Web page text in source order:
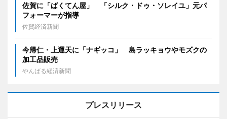
佐賀に「ばくてん屋」 「シルク・ドゥ・ソレイユ」元パ
フォーマーが指導
佐賀経済新聞
今帰仁・上運天に「ナギッコ」 島ラッキョウやモズクの
加工品販売
やんばる経済新聞
プレスリリース